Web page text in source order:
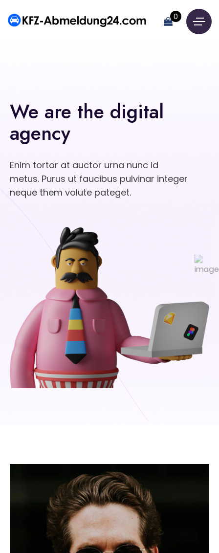
0
We are the digital
agency
Enim tortor at auctor urna nunc id
metus. Purus ut faucibus pulvinar integer
neque them volute pateget.